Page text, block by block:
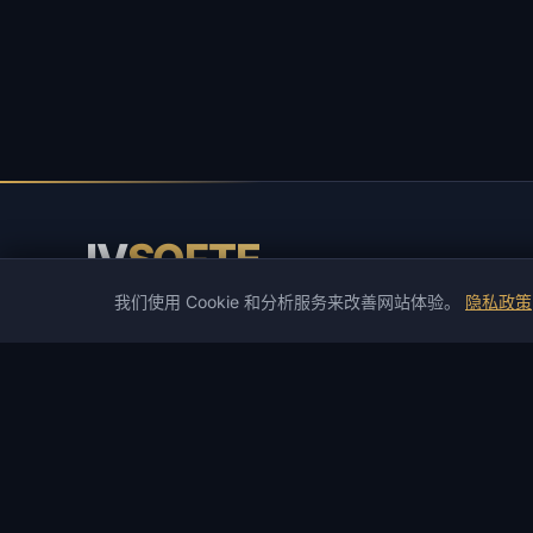
IVSOFTE
IVSOFTE — 软件商店。我们提供软件安装和启动服务。
我们使用 Cookie 和分析服务来改善网站体验。 隐私政策